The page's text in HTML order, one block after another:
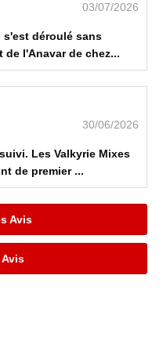
03/07/2026
déroulé sans
de l'Anavar de chez...
30/06/2026
Les Valkyrie Mixes
de premier ...
Avis